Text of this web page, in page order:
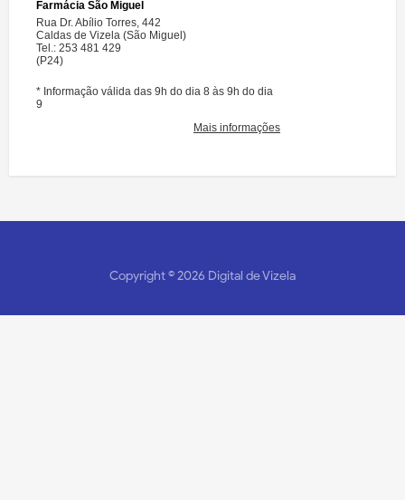
Copyright ©2026 Digital de Vizela